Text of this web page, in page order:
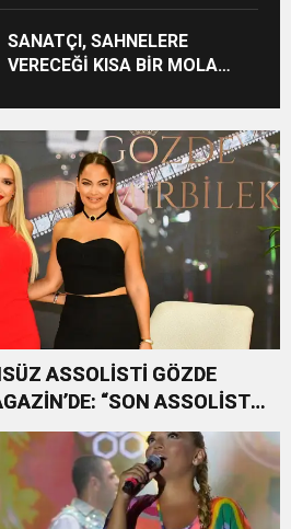
SANATÇI, SAHNELERE
VERECEĞİ KISA BİR MOLA
KEZ HARBİYE’DE OLACAK!
ASSOLİSTİ GÖZDE
“SON ASSOLİST